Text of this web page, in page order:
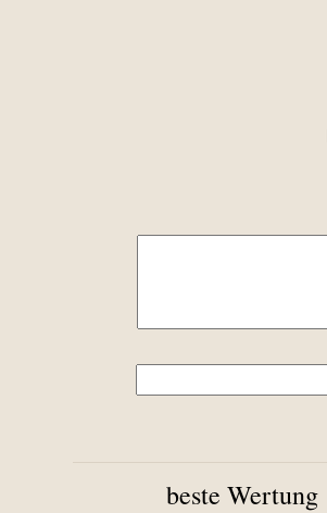
beste Wertung